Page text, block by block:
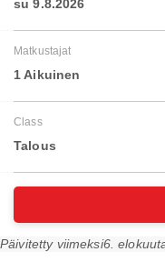
su 9.8.2026
Matkustajat
1 Aikuinen
Class
Talous
Päivitetty viimeksi6.